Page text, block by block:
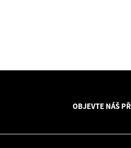
OBJEVTE NÁŠ